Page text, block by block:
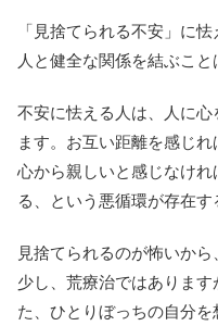
「見捨てられる不安」に
人と健全な関係を結ぶこと
不安に怯える人は、人に
ます。お互い距離を感じれ
心から親しいと感じなけれ
る、という悪循環が存在す
見捨てられるのが怖いから
少し、荒療治ではありま
た、ひとりぼっちの自分